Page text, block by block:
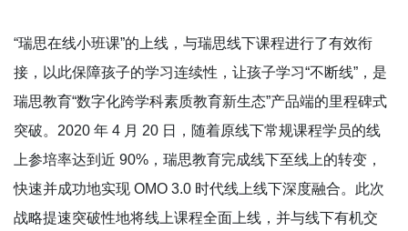
“瑞思在线小班课”的上线，与瑞思线下课程进行了有效衔
接，以此保障孩子的学习连续性，让孩子学习“不断线”，是
瑞思教育“数字化跨学科素质教育新生态”产品端的里程碑式
突破。2020 年 4 月 20 日，随着原线下常规课程学员的线
上参培率达到近 90%，瑞思教育完成线下至线上的转变，
快速并成功地实现 OMO 3.0 时代线上线下深度融合。此次
战略提速突破性地将线上课程全面上线，并与线下有机交